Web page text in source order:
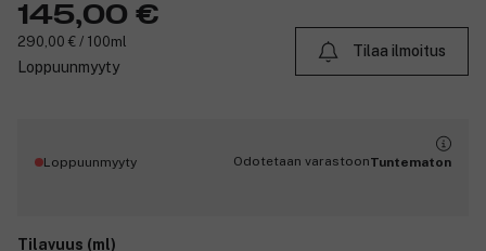
145,00 €
290,00 € / 100ml
Loppuunmyyty
Tilaa ilmoitus
Loppuunmyyty Odotetaan varastoonTuntematon
Tilavuus (ml)